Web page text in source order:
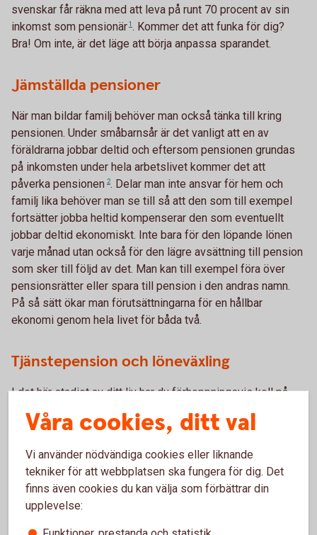
svenskar får räkna med att leva på runt 70 procent av sin
inkomst som pensionär 1. Kommer det att funka för dig?
Bra! Om inte, är det läge att börja anpassa sparandet.
Jämställda pensioner
När man bildar familj behöver man också tänka till kring
pensionen. Under småbarnsår är det vanligt att en av
föräldrarna jobbar deltid och eftersom pensionen grundas
på inkomsten under hela arbetslivet kommer det att
påverka pensionen 2. Delar man inte ansvar för hem och
familj lika behöver man se till så att den som till exempel
fortsätter jobba heltid kompenserar den som eventuellt
jobbar deltid ekonomiskt. Inte bara för den löpande lönen
varje månad utan också för den lägre avsättning till pension
som sker till följd av det. Man kan till exempel föra över
pensionsrätter eller spara till pension i den andras namn.
På så sätt ökar man förutsättningarna för en hållbar
ekonomi genom hela livet för båda två.
Tjänstepension och löneväxling
I det här stadiet av ditt liv har du förhoppningsvis koll på
det där med tjänstepension. Även om många inte tänker på
det, är det den viktigaste löneförmånen. Så se till att din
arbetsgivare att göra det, eller förhandla om att bli
kompenserad på annat sätt och sätt upp ett eget sparande
på motsvarande belopp. Avsättningen till tjänstepension är
1 350 eller 1 800 kronor per månad om man har en lön på
30 000 kronor. Med en lön på 50 000 kronor är avsättningen
Våra cookies, ditt val
Vi använder nödvändiga cookies eller liknande
tekniker för att webbplatsen ska fungera för dig. Det
finns även cookies du kan välja som förbättrar din
upplevelse: